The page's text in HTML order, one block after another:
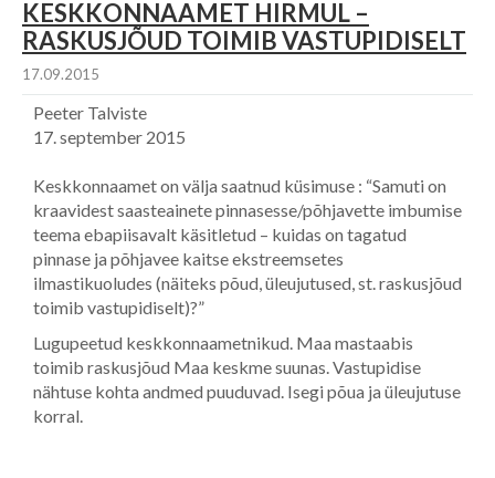
KESKKONNAAMET HIRMUL –
RASKUSJÕUD TOIMIB VASTUPIDISELT
17.09.2015
Peeter Talviste
17. september 2015
Keskkonnaamet on välja saatnud küsimuse : “Samuti on
kraavidest saasteainete pinnasesse/põhjavette imbumise
teema ebapiisavalt käsitletud – kuidas on tagatud
pinnase ja põhjavee kaitse ekstreemsetes
ilmastikuoludes (näiteks põud, üleujutused, st. raskusjõud
toimib vastupidiselt)?”
Lugupeetud keskkonnaametnikud. Maa mastaabis
toimib raskusjõud Maa keskme suunas. Vastupidise
nähtuse kohta andmed puuduvad. Isegi põua ja üleujutuse
korral.